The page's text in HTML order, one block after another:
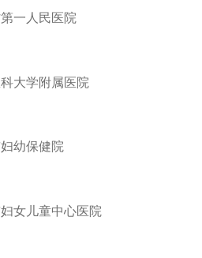
一人民医院
大学附属医院
幼保健院
女儿童中心医院